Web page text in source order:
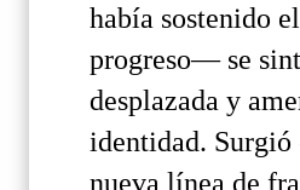
había sostenido
progreso— se
desplazada y
identidad. Surgió
nueva línea de